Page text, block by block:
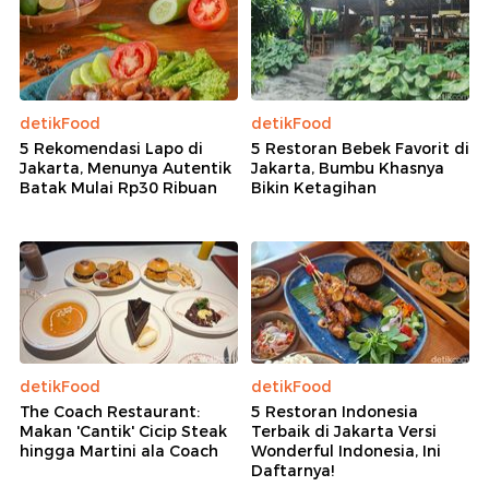
detikFood
5 Rekomendasi Lapo di
Jakarta, Menunya Autentik
Batak Mulai Rp30 Ribuan
detikFood
5 Restoran Bebek Favorit di
Jakarta, Bumbu Khasnya
Bikin Ketagihan
detikFood
The Coach Restaurant:
Makan 'Cantik' Cicip Steak
hingga Martini ala Coach
detikFood
5 Restoran Indonesia
Terbaik di Jakarta Versi
Wonderful Indonesia, Ini
Daftarnya!